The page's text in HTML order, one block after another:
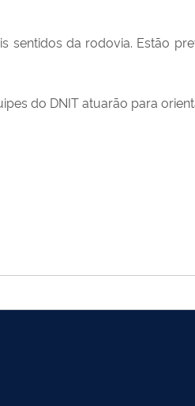
sentidos da rodovia. Estão
do DNIT atuarão para